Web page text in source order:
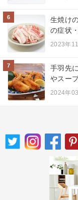
6
生焼け
の症状
2023年
7
手羽先
やスー
2024年